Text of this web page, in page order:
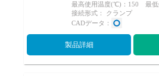
最高使用温度(℃)：150 最
接続形式： クランプ
CADデータ：
製品詳細